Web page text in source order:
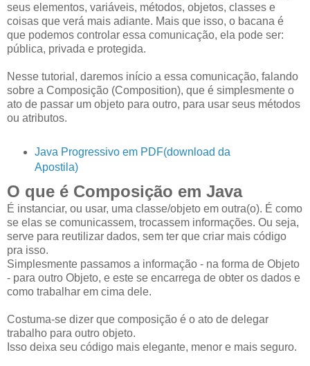
seus elementos, variáveis, métodos, objetos, classes e
coisas que verá mais adiante. Mais que isso, o bacana é
que podemos controlar essa comunicação, ela pode ser:
pública, privada e protegida.
Nesse tutorial, daremos início a essa comunicação, falando
sobre a Composição (Composition), que é simplesmente o
ato de passar um objeto para outro, para usar seus métodos
ou atributos.
Java Progressivo em PDF(download da
Apostila)
O que é Composição em Java
É instanciar, ou usar, uma classe/objeto em outra(o). É como
se elas se comunicassem, trocassem informações. Ou seja,
serve para reutilizar dados, sem ter que criar mais código
pra isso.
Simplesmente passamos a informação - na forma de Objeto
- para outro Objeto, e este se encarrega de obter os dados e
como trabalhar em cima dele.
Costuma-se dizer que composição é o ato de delegar
trabalho para outro objeto.
Isso deixa seu código mais elegante, menor e mais seguro.